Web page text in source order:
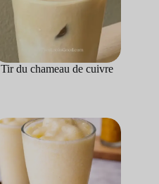
Tir du chameau de cuivre